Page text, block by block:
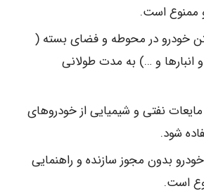
ممنوع است.
خودرو در محوطه و فضای بسته (
و انبارها و …) به مدت طولانی
نفتی و شیمیایی از خودروهای
شود.
خودرو بدون مجوز سازنده و راهنمایی
است.